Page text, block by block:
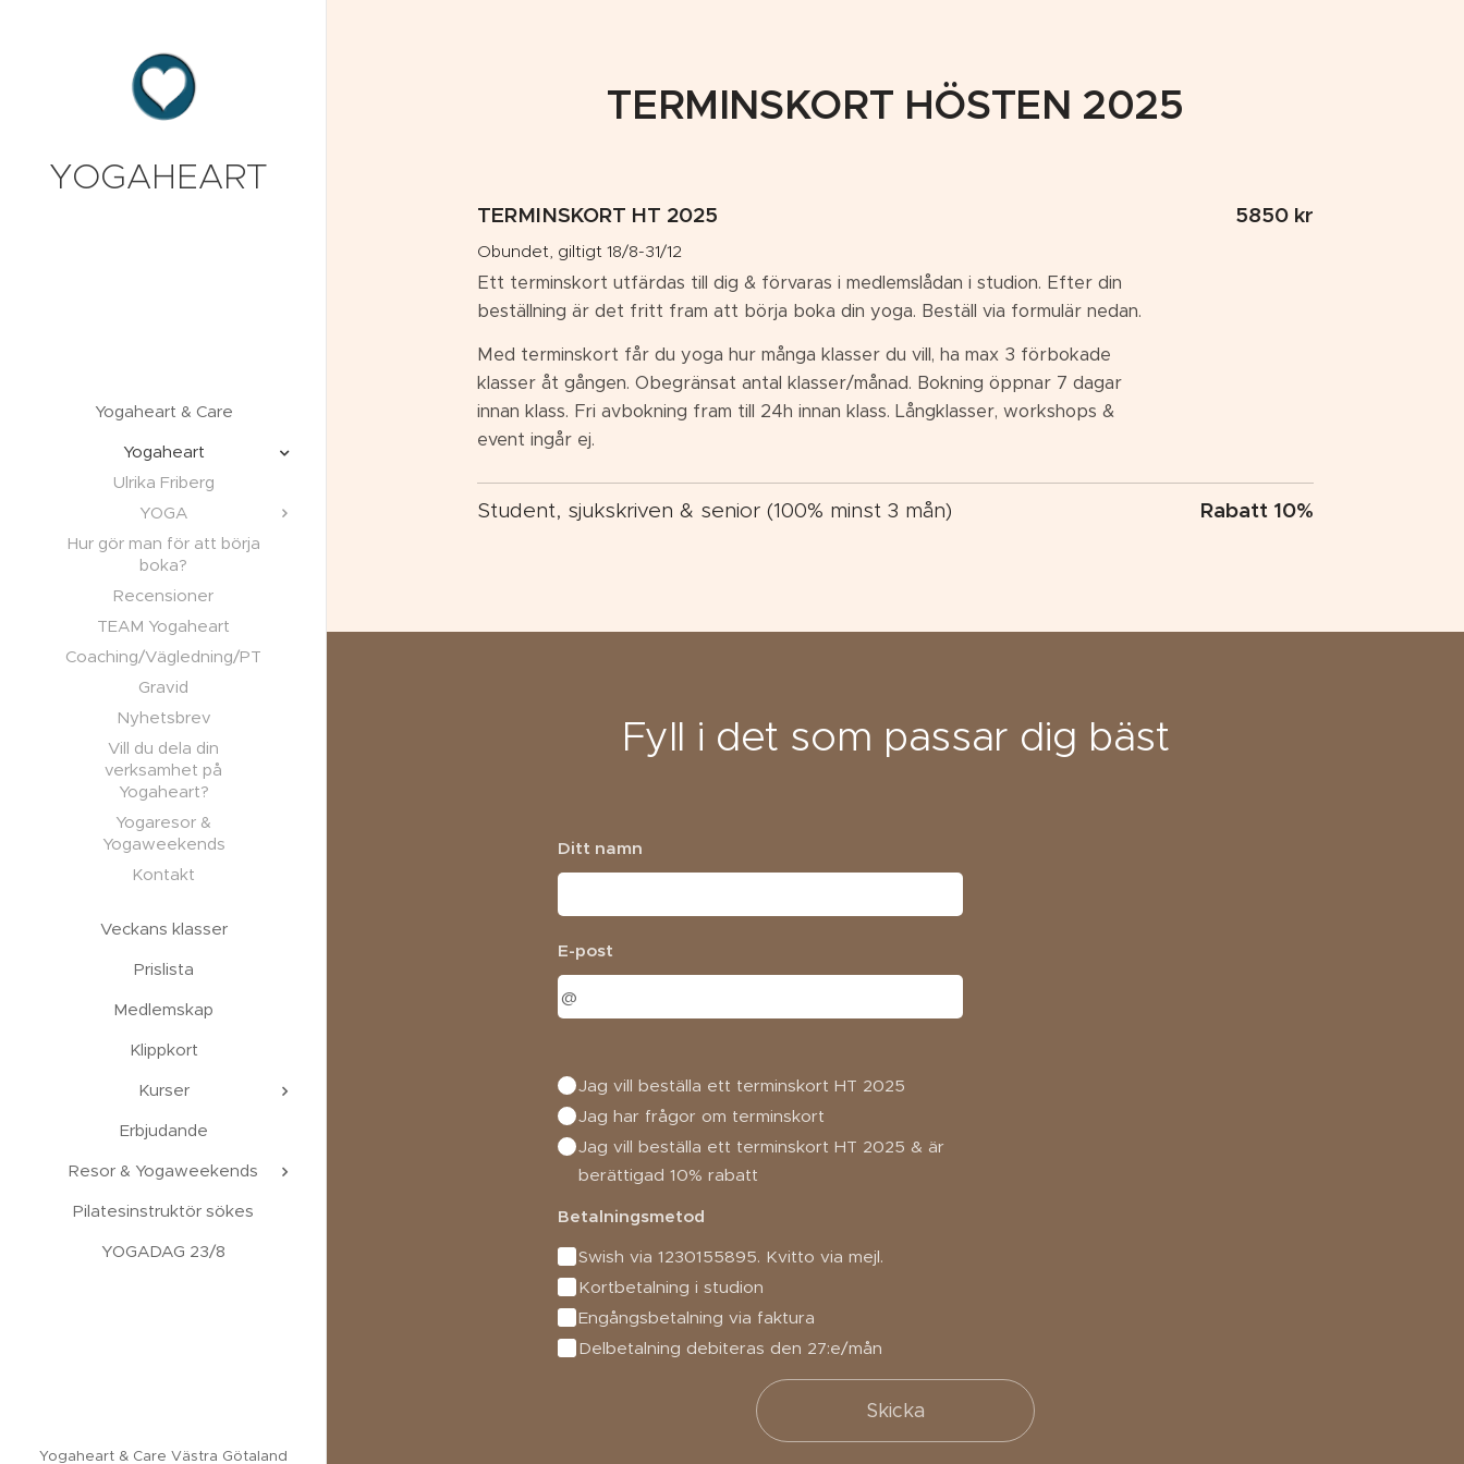
YOGAHEART
Yogaheart & Care
Yogaheart
Ulrika Friberg
YOGA
Hur gör man för att börja
boka?
Recensioner
TEAM Yogaheart
Coaching/Vägledning/PT
Gravid
Nyhetsbrev
Vill du dela din
verksamhet på
Yogaheart?
Yogaresor &
Yogaweekends
Kontakt
Veckans klasser
Prislista
Medlemskap
Klippkort
Kurser
Erbjudande
Resor & Yogaweekends
Pilatesinstruktör sökes
YOGADAG 23/8
TERMINSKORT HÖSTEN 2025
TERMINSKORT HT 2025
Obundet, giltigt 18/8-31/12
Ett terminskort utfärdas till dig & förvaras i medlemslådan i studion. Efter din
beställning är det fritt fram att börja boka din yoga. Beställ via formulär nedan.
Med terminskort får du yoga hur många klasser du vill, ha max 3 förbokade
klasser åt gången. Obegränsat antal klasser/månad. Bokning öppnar 7 dagar
innan klass. Fri avbokning fram till 24h innan klass. Långklasser, workshops &
event ingår ej.
5850 kr
Student, sjukskriven & senior (100% minst 3 mån) Rabatt 10%
Fyll i det som passar dig bäst
Ditt namn
E-post
Jag vill beställa ett terminskort HT 2025
Jag har frågor om terminskort
Jag vill beställa ett terminskort HT 2025 & är
berättigad 10% rabatt
Betalningsmetod
Swish via 1230155895. Kvitto via mejl.
Kortbetalning i studion
Engångsbetalning via faktura
Delbetalning debiteras den 27:e/mån
Skicka
Yogaheart & Care Västra Götaland